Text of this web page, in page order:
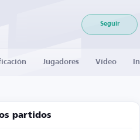
Seguir
Jugadores Vídeo
partidos